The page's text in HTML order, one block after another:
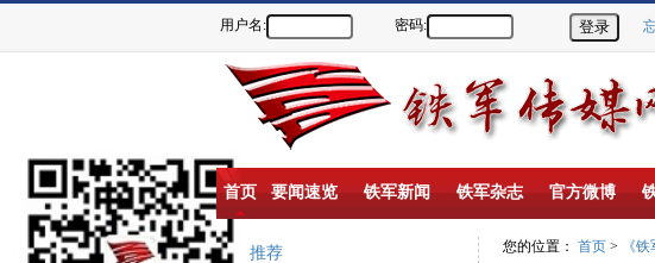
用户名: 密码:
首页 要闻速览 铁军新闻 铁军杂志 官方微博
重点推荐
您的位置： 首页 > 《铁